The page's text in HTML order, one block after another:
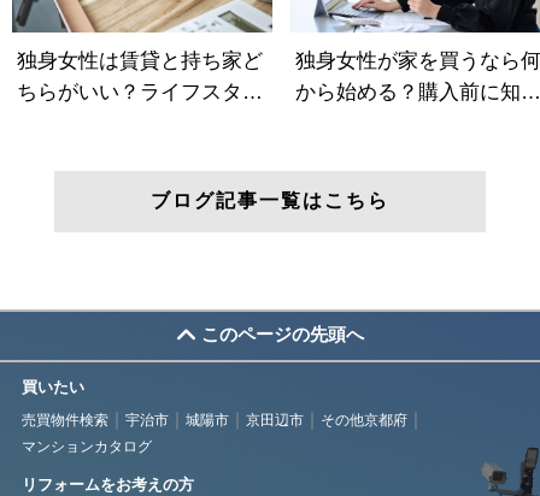
ブログ記事一覧はこちら
このページの先頭へ
買いたい
売買物件検索 宇治市 城陽市 京田辺市
その他京都府
マンションカタログ
リフォームをお考えの方